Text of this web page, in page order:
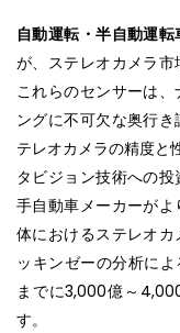
自動運転・半自動運
が、ステレオカメラ市
これらのセンサーは
ングに不可欠な奥行
テレオカメラの精度と
タビジョン技術への
手自動車メーカーが
体におけるステレオ
ッキンゼーの分析に
までに3,000億～
す。